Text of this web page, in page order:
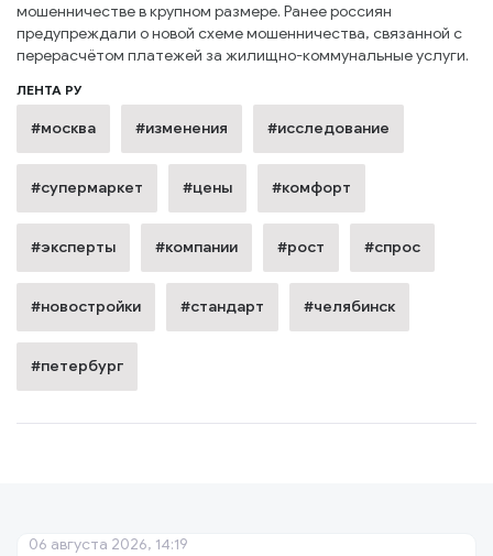
мошенничестве в крупном размере. Ранее россиян
предупреждали о новой схеме мошенничества, связанной с
перерасчётом платежей за жилищно-коммунальные услуги.
ЛЕНТА РУ
#москва #изменения #исследование
#супермаркет #цены #комфорт
#эксперты #компании #рост #спрос
#новостройки #стандарт #челябинск
#петербург
06 августа 2026, 14:19